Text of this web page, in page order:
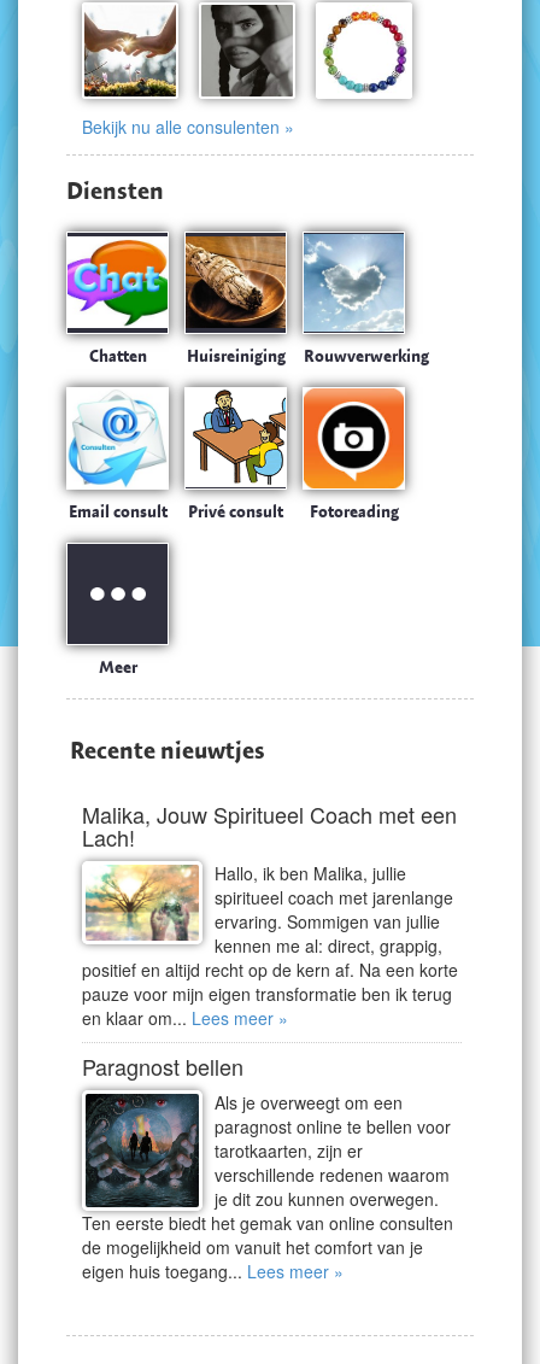
Bekijk nu alle consulenten »
Diensten
Chatten Huisreiniging Rouwverwerking
Email consult Privé consult Fotoreading
Meer
Recente nieuwtjes
Malika, Jouw Spiritueel Coach met een
Lach!
Hallo, ik ben Malika, jullie
spiritueel coach met jarenlange
ervaring. Sommigen van jullie
kennen me al: direct, grappig,
positief en altijd recht op de kern af. Na een korte
pauze voor mijn eigen transformatie ben ik terug
en klaar om... Lees meer »
Paragnost bellen
Als je overweegt om een
paragnost online te bellen voor
tarotkaarten, zijn er
verschillende redenen waarom
je dit zou kunnen overwegen.
Ten eerste biedt het gemak van online consulten
de mogelijkheid om vanuit het comfort van je
eigen huis toegang... Lees meer »